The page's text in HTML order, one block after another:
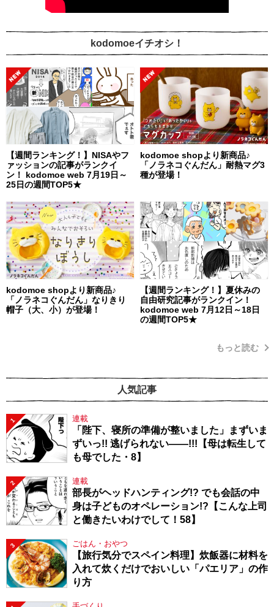
kodomoeイチオシ！
【週間ランキング！】NISAやフ
ァッションの記事がランクイ
ン！ kodomoe web 7月19日～
25日の週間TOP5★
kodomoe shopより新商品♪
「ノラネコぐんだん」耐熱マグ3
種が登場！
kodomoe shopより新商品♪
「ノラネコぐんだん」なりきり
帽子（大、小）が登場！
【週間ランキング！】夏休みの
自由研究記事がランクイン！
kodomoe web 7月12日～18日
の週間TOP5★
もっと読む
人気記事
1 連載
「陛下、寝所の準備が整いました」まずいま
ずいっ!! 逃げられない――!!!【母は転生して
も母でした・8】
2 連載
部長がヘッドハンティング!? でも会話の中
身は子どものオペレーション!?【こんな上司
と働きたいわけでして！58】
3 ごはん・おやつ
【旅行気分でスペイン料理】炊飯器に材料を
入れて炊くだけでおいしい「パエリア」の作
り方